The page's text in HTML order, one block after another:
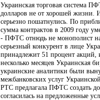
Украинская торговая система
долларов не от хорошей жизни.
серьезно пошатнулись. По
сумма контрактов в 2009 году
- ПФТС отнюдь не монополист
серьезный конкурент в лице
принадлежит 51 процент акций,
несколько месяцев Украинская
украинские аналитики были
межбанковских услуг
РТС предлагала ПФТС создать
согласилась на предложенные